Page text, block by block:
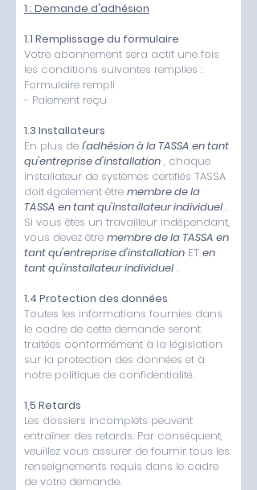
1 : Demande d'adhésion
1.1 Remplissage du formulaire
Votre abonnement sera actif une fois
les conditions suivantes remplies :
Formulaire rempli
- Paiement reçu
1.3 Installateurs
En plus de l'adhésion à la TASSA en tant
qu'entreprise d'installation , chaque
installateur de systèmes certifiés TASSA
doit également être membre de la
TASSA en tant qu'installateur individuel .
Si vous êtes un travailleur indépendant,
vous devez être membre de la TASSA en
tant qu'entreprise d'installation ET en
tant qu'installateur individuel .
1.4 Protection des données
Toutes les informations fournies dans
le cadre de cette demande seront
traitées conformément à la législation
sur la protection des données et à
notre politique de confidentialité.
1,5 Retards
Les dossiers incomplets peuvent
entraîner des retards. Par conséquent,
veuillez vous assurer de fournir tous les
renseignements requis dans le cadre
de votre demande.